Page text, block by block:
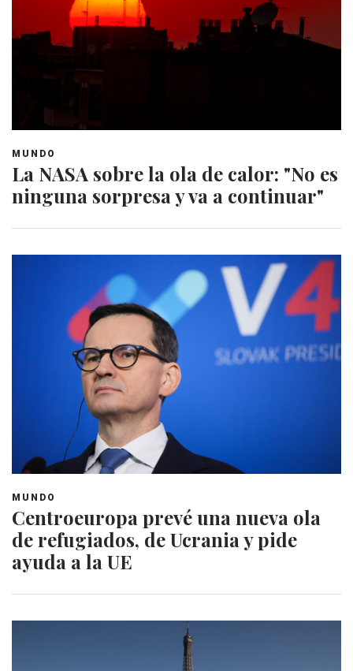
MUNDO
La NASA sobre la ola de calor: "No es
ninguna sorpresa y va a continuar"
MUNDO
Centroeuropa prevé una nueva ola
de refugiados, de Ucrania y pide
ayuda a la UE